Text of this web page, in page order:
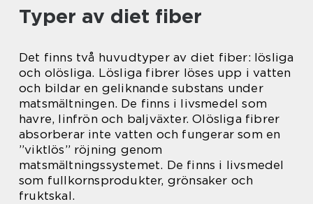
Typer av diet fiber
Det finns två huvudtyper av diet fiber: lösliga
och olösliga. Lösliga fibrer löses upp i vatten
och bildar en geliknande substans under
matsmältningen. De finns i livsmedel som
havre, linfrön och baljväxter. Olösliga fibrer
absorberar inte vatten och fungerar som en
”viktlös” röjning genom
matsmältningssystemet. De finns i livsmedel
som fullkornsprodukter, grönsaker och
fruktskal.